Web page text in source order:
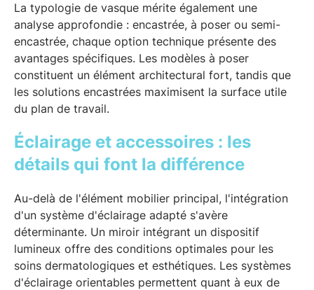
La typologie de vasque mérite également une
analyse approfondie : encastrée, à poser ou semi-
encastrée, chaque option technique présente des
avantages spécifiques. Les modèles à poser
constituent un élément architectural fort, tandis que
les solutions encastrées maximisent la surface utile
du plan de travail.
Éclairage et accessoires : les
détails qui font la différence
Au-delà de l'élément mobilier principal, l'intégration
d'un système d'éclairage adapté s'avère
déterminante. Un miroir intégrant un dispositif
lumineux offre des conditions optimales pour les
soins dermatologiques et esthétiques. Les systèmes
d'éclairage orientables permettent quant à eux de